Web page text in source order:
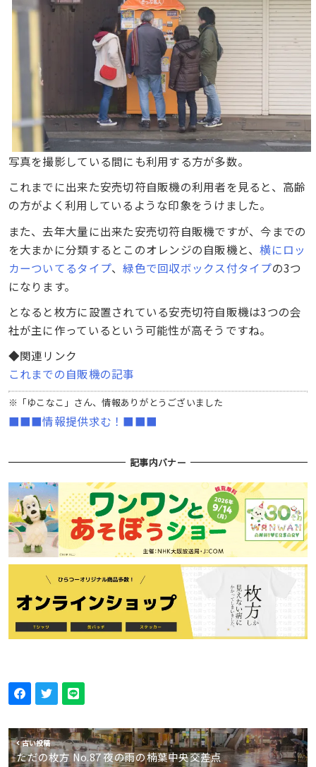
写真を撮影している間にも利用する方が多数。
これまでに出来た安売切符自販機の利用者を見ると、高齢
の方がよく利用しているような印象をうけました。
また、去年大量に出来た安売切符自販機ですが、今までの
を大まかに分類するとこのオレンジの自販機と、横にロッ
カーついてるタイプ、緑色で回収ボックス付タイプの3つ
になります。
となると枚方に設置されている安売切符自販機は3つの会
社が主に作っているという可能性が高そうですね。
◆関連リンク
これまでの自販機の記事
※「ゆこなこ」さん、情報ありがとうございました
■■■情報提供求む！■■■
記事内バナー
古い投稿
ただの枚方 No.87 夜の雨の楠葉中央交差点